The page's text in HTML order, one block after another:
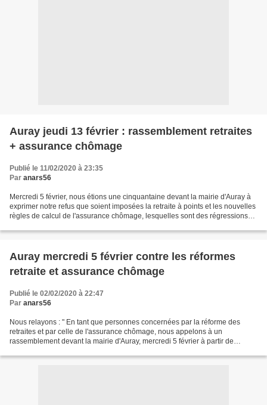
Auray jeudi 13 février : rassemblement retraites
+ assurance chômage
Publié le 11/02/2020 à 23:35
Par anars56
Mercredi 5 février, nous étions une cinquantaine devant la mairie d'Auray à
exprimer notre refus que soient imposées la retraite à points et les nouvelles
règles de calcul de l'assurance chômage, lesquelles sont des régressions
Auray mercredi 5 février contre les réformes
retraite et assurance chômage
Publié le 02/02/2020 à 22:47
Par anars56
Nous relayons : " En tant que personnes concernées par la réforme des
retraites et par celle de l'assurance chômage, nous appelons à un
rassemblement devant la mairie d'Auray, mercredi 5 février à partir de